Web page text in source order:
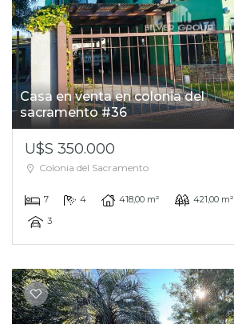
Casa en venta en colonia del
sacramento #36
U$S 350.000
Colonia del Sacramento
7 4 418,00 m² 421,00 m²
3